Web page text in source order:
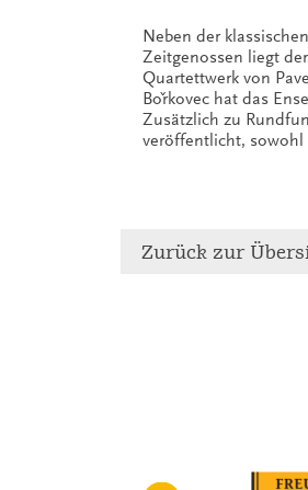
Neben der
Zeitgenossen liegt
Quartettwerk von
Bořkovec hat das
Zusätzlich zu
veröffentlicht, sowohl
Zurück zur